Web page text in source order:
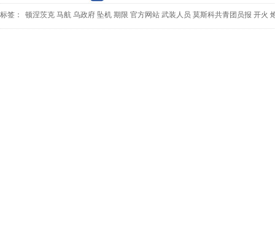
标签： 顿涅茨克 马航 乌政府 坠机 期限 官方网站 武装人员 莫斯科共青团员报 开火